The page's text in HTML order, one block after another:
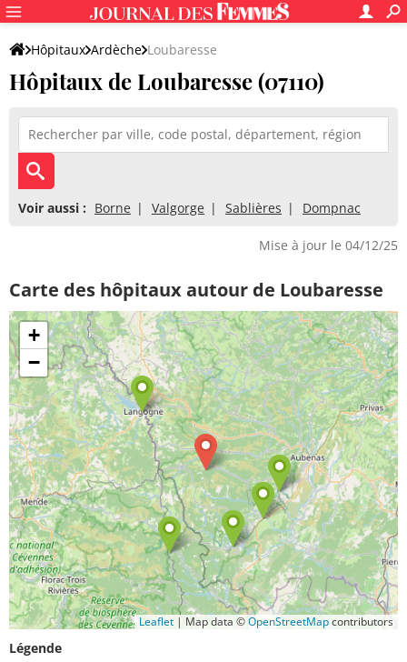
Hôpitaux Ardèche Loubaresse
Hôpitaux de Loubaresse (07110)
Voir aussi : Borne Valgorge Sablières Dompnac
Mise à jour le 04/12/25
Carte des hôpitaux autour de Loubaresse
+
−
Leaflet | Map data ©OpenStreetMapcontributors
Légende